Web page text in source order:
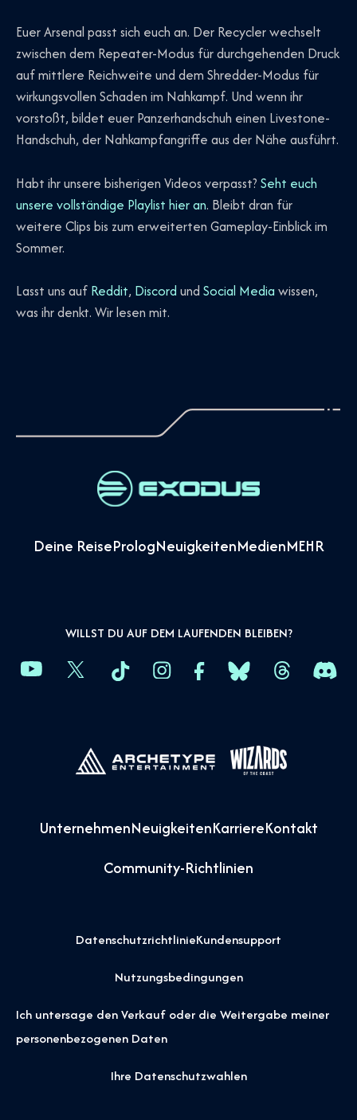
Euer Arsenal passt sich euch an. Der Recycler wechselt
zwischen dem Repeater-Modus für durchgehenden Druck
auf mittlere Reichweite und dem Shredder-Modus für
wirkungsvollen Schaden im Nahkampf. Und wenn ihr
vorstoßt, bildet euer Panzerhandschuh einen Livestone-
Handschuh, der Nahkampfangriffe aus der Nähe ausführt.
Habt ihr unsere bisherigen Videos verpasst? Seht euch
unsere vollständige Playlist hier an. Bleibt dran für
weitere Clips bis zum erweiterten Gameplay-Einblick im
Sommer.
Lasst uns auf Reddit, Discord und Social Media wissen,
was ihr denkt. Wir lesen mit.
Deine ReisePrologNeuigkeitenMedienMEHR
WILLST DU AUF DEM LAUFENDEN BLEIBEN?
UnternehmenNeuigkeitenKarriereKontakt
Community-Richtlinien
DatenschutzrichtlinieKundensupport
Nutzungsbedingungen
Ich untersage den Verkauf oder die Weitergabe meiner
personenbezogenen Daten
Ihre Datenschutzwahlen